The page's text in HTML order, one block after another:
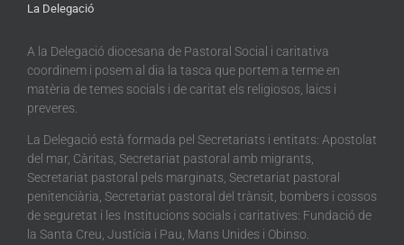
La Delegació
A la Delegació diocesana de Pastoral Social i caritativa
coordinem i posem al dia la tasca que portem a terme en
matèria de temes socials i de caritat els religiosos, laics i
preveres.
La Delegació està formada pel Secretariats i entitats: Apostolat
del mar, Càritas, Secretariat pastoral amb migrants,
Secretariat pastoral pels marginats, Secretariat pastoral
penitenciària, Secretariat pastoral del trànsit, bombers i cossos
de seguretat i les Institucions socials i caritatives: Fundació de
la Santa Creu, Justícia i Pau, Mans Unides i Obinso.